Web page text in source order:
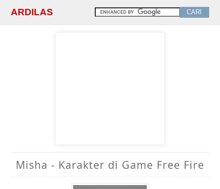
ARDILAS
Misha - Karakter di Game Free Fire